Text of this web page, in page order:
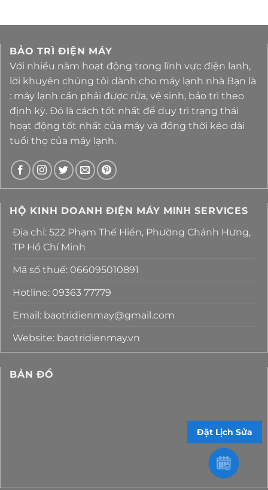
BẢO TRÌ ĐIỆN MÁY
Với nhiều năm hoạt động trong lĩnh vực điện lanh,
lời khuyên chúng tôi dành cho máy lạnh nhà Bạn là
: máy lạnh cần phải được rửa, vệ sinh, bảo trì theo
định kỳ. Đó là cách tốt nhất để duy trì trạng thái
hoạt động tốt nhất của máy và đồng thời kéo dài
tuổi thọ của máy lạnh.
HỘ KINH DOANH ĐIỆN MÁY MΙΝΗ SERVICES
Địa chỉ: 522 Phạm Thế Hiển, Phường Chánh Hưng,
TP Hồ Chí Minh
Mã số thuế: 066095010891
Hotline: 09363 77779
Email: baotridienmay@gmail.com
Website: baotridienmay.vn
BẢN ĐỒ
Đặt Lịch Sửa